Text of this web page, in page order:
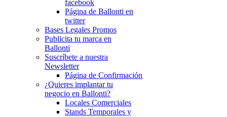
facebook
Página de Ballonti en
twitter
Bases Legales Promos
Publicita tu marca en
Ballonti
Suscríbete a nuestra
Newsletter
Página de Confirmación
¿Quieres implantar tu
negocio en Ballonti?
Locales Comerciales
Stands Temporales y